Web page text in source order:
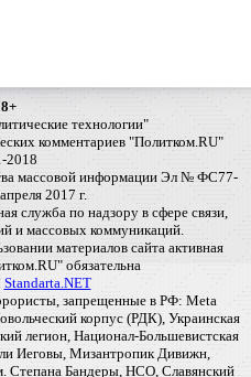
технологии"
комментариев "Политком.RU"
2018
массовой информации Эл № ФС77-
2017 г.
служба по надзору в сфере связи,
и массовых коммуникаций.
материалов сайта активная
обязательна
Standarta.NET
запрещенные в РФ: Meta
корпус (РДК), Украинская
легион, Национал-Большевистская
Иеговы, Мизантропик Дивижн,
Степана Бандеры, НСО, Славянский